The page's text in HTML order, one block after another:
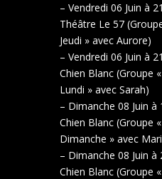
– Vendredi 06 Juin à
Théâtre Le 57
Jeudi » avec Aurore)
– Vendredi 06 Juin à
Chien Blanc (Groupe
Lundi » avec Sarah)
– Dimanche 08 Juin
Chien Blanc (Groupe
Dimanche » avec
– Dimanche 08 Juin
Chien Blanc (Groupe